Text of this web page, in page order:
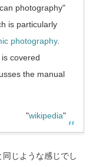
photography"
is particularly
photography.
covered
the manual
"wikipedia"
じような感じでし